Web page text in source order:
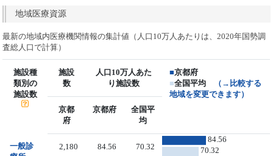
地域医療資源
最新の地域内医療機関情報の集計値（人口10万人あたりは、2020年国勢調
査総人口で計算）
施設種
類別の
施設数
施設
数
人口10万人あた
り施設数
■京都府
■全国平均
（→比較する
地域を変更できます）
京都
府
京都府
全国平
均
一般診
2,180 84.56 70.32
84.56
70.32